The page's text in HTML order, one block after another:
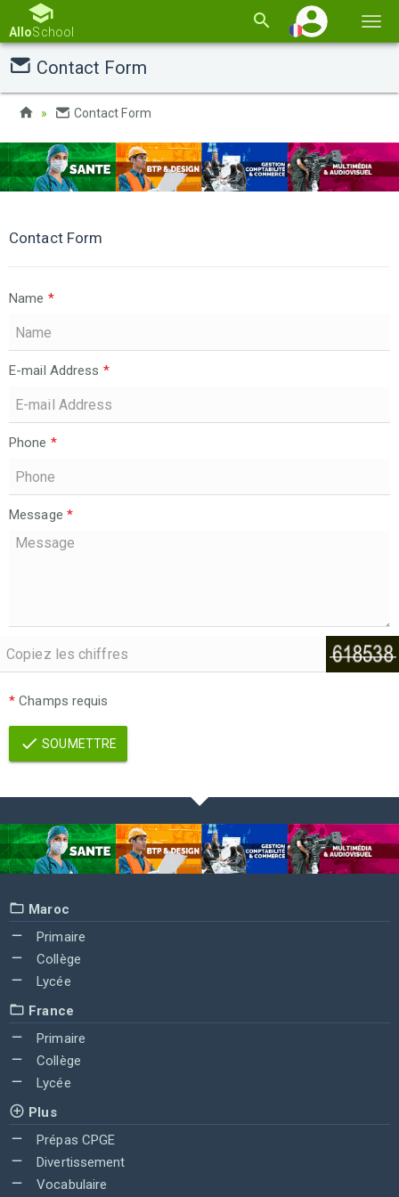
la
AlloSchool
Contact Form
Contact Form
Contact Form
Name *
E-mail Address *
Phone *
Message *
* Champs requis
SOUMETTRE
Maroc
Primaire
Collège
Lycée
France
Primaire
Collège
Lycée
Plus
Prépas CPGE
Divertissement
Vocabulaire